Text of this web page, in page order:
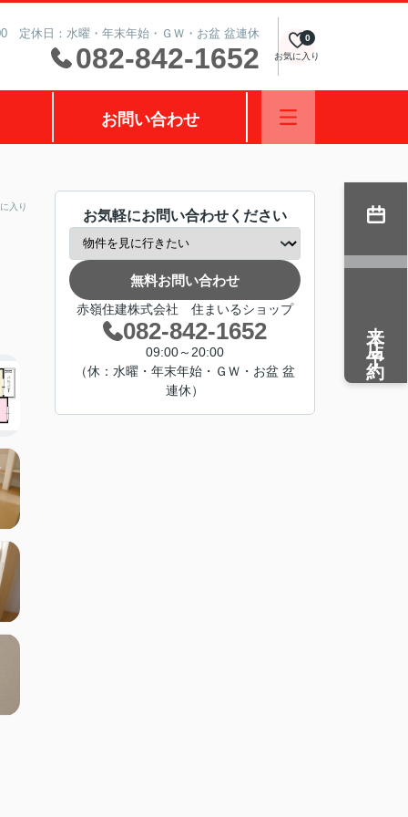
定休日：水曜・年末年始・ＧＷ・お盆 盆連休
082-842-1652 お気に入り
0
お問い合わせ
入り
お気軽にお問い合わせください
無料お問い合わせ
赤嶺住建株式会社 住まいるショップ
082-842-1652
09:00～20:00
（休：水曜・年末年始・ＧＷ・お盆 盆
連休）
来店予約